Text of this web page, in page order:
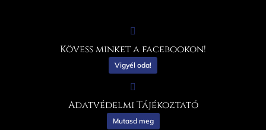
Kövess minket a facebookon!
Vigyél oda!
Adatvédelmi Tájékoztató
Mutasd meg